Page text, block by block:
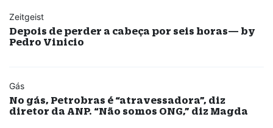
Zeitgeist
Depois de perder a cabeça por seis horas— by
Pedro Vinicio
Gás
No gás, Petrobras é “atravessadora”, diz
diretor da ANP. “Não somos ONG,” diz Magda